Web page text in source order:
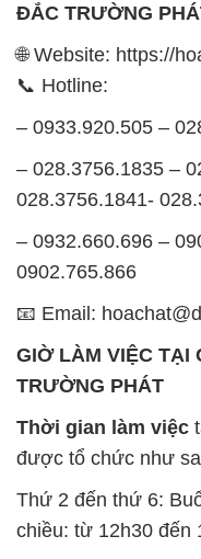
ĐẮC TRƯỜNG
🌐 Website: https://
📞 Hotline:
– 0933.920.505 –
– 028.3756.1835 –
028.3756.1841-
– 0932.660.696 –
0902.765.866
📧 Email:
GIỜ LÀM VIỆC TẠI
TRƯỜNG PHÁT
Thời gian làm việc
được tổ chức như
Thứ 2 đến thứ 6:
chiều: từ 12h30 đến